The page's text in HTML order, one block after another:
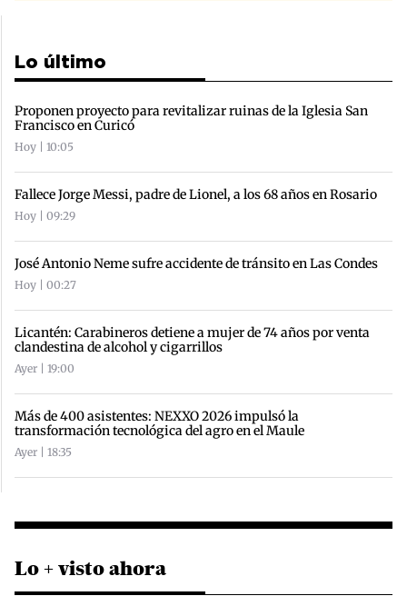
Lo último
Proponen proyecto para revitalizar ruinas de la Iglesia San
Francisco en Curicó
Hoy | 10:05
Fallece Jorge Messi, padre de Lionel, a los 68 años en Rosario
Hoy | 09:29
José Antonio Neme sufre accidente de tránsito en Las Condes
Hoy | 00:27
Licantén: Carabineros detiene a mujer de 74 años por venta
clandestina de alcohol y cigarrillos
Ayer | 19:00
Más de 400 asistentes: NEXXO 2026 impulsó la
transformación tecnológica del agro en el Maule
Ayer | 18:35
Lo + visto ahora